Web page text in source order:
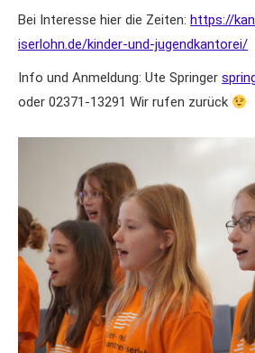
Bei Interesse hier die Zeiten: https://
iserlohn.de/kinder-und-jugendkantorei/
Info und Anmeldung: Ute Springer
oder 02371-13291 Wir rufen zurück